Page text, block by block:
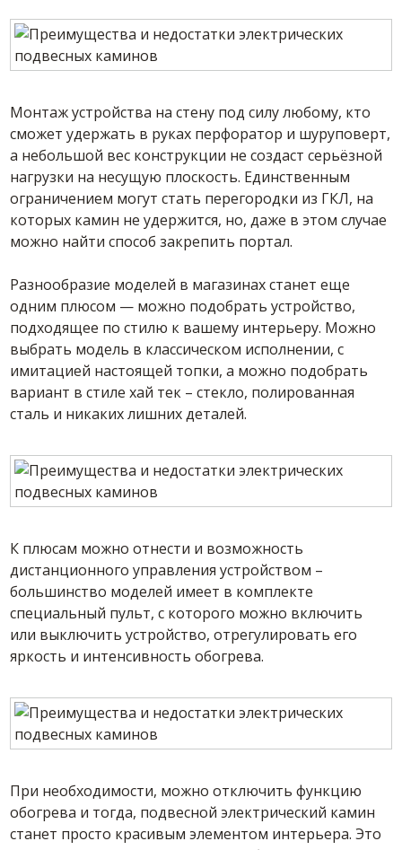
Монтаж устройства на стену под силу любому, кто
сможет удержать в руках перфоратор и шуруповерт,
а небольшой вес конструкции не создаст серьёзной
нагрузки на несущую плоскость. Единственным
ограничением могут стать перегородки из ГКЛ, на
которых камин не удержится, но, даже в этом случае
можно найти способ закрепить портал.
Разнообразие моделей в магазинах станет еще
одним плюсом — можно подобрать устройство,
подходящее по стилю к вашему интерьеру. Можно
выбрать модель в классическом исполнении, с
имитацией настоящей топки, а можно подобрать
вариант в стиле хай тек – стекло, полированная
сталь и никаких лишних деталей.
К плюсам можно отнести и возможность
дистанционного управления устройством –
большинство моделей имеет в комплекте
специальный пульт, с которого можно включить
или выключить устройство, отрегулировать его
яркость и интенсивность обогрева.
При необходимости, можно отключить функцию
обогрева и тогда, подвесной электрический камин
станет просто красивым элементом интерьера. Это